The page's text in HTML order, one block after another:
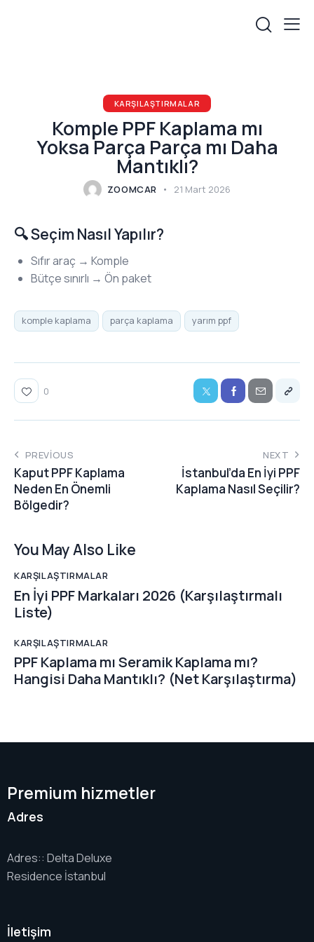
KARŞILAŞTIRMALAR
Komple PPF Kaplama mı
Yoksa Parça Parça mı Daha
Mantıklı?
ZOOMCAR 21 Mart 2026
🔍 Seçim Nasıl Yapılır?
Sıfır araç → Komple
Bütçe sınırlı → Ön paket
komple kaplama parça kaplama yarım ppf
0
PREVIOUS
Kaput PPF Kaplama
Neden En Önemli
Bölgedir?
NEXT
İstanbul’da En İyi PPF
Kaplama Nasıl Seçilir?
You May Also Like
KARŞILAŞTIRMALAR
En İyi PPF Markaları 2026 (Karşılaştırmalı
Liste)
KARŞILAŞTIRMALAR
PPF Kaplama mı Seramik Kaplama mı?
Hangisi Daha Mantıklı? (Net Karşılaştırma)
Premium hizmetler
Adres
Adres:: Delta Deluxe
Residence İstanbul
İletişim